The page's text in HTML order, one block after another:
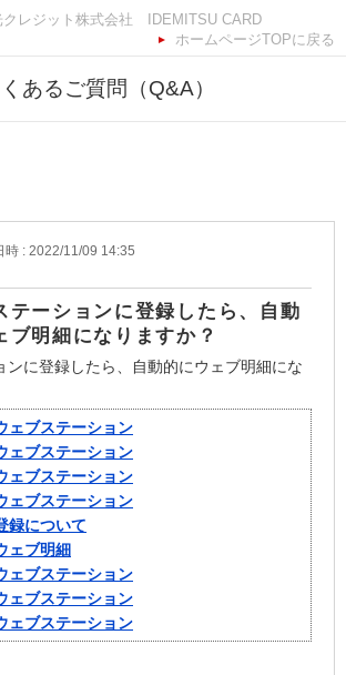
ホームページTOPに戻る
あるご質問（Q&A）
時 : 2022/11/09 14:35
テーションに登録したら、自動
ブ明細になりますか？
ンに登録したら、自動的にウェブ明細にな
ェブステーション
ェブステーション
ェブステーション
ェブステーション
録について
ェブ明細
ェブステーション
ェブステーション
ェブステーション